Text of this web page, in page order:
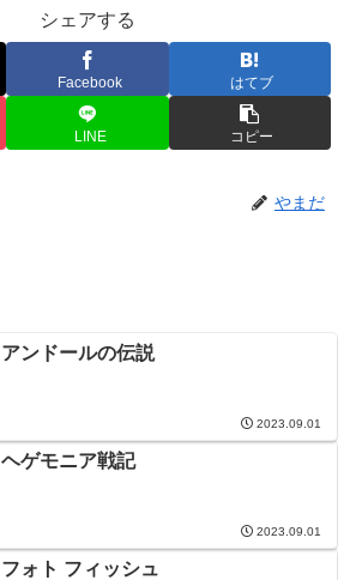
シェアする
Facebook はてブ
LINE コピー
やまだ
アンドールの伝説
2023.09.01
ヘゲモニア戦記
2023.09.01
フォト フィッシュ